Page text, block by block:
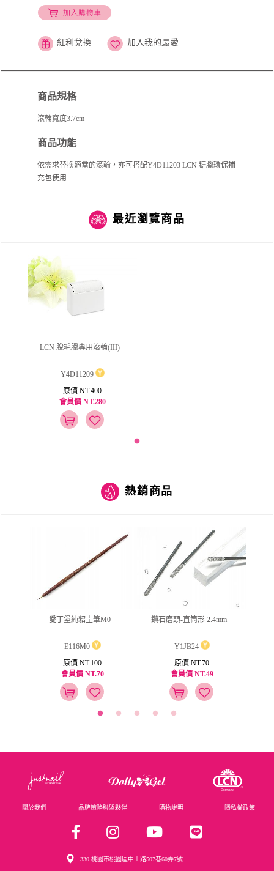
紅利兌換 加入我的最愛
商品規格
滾輪寬度3.7cm
商品功能
依需求替換適當的滾輪，亦可搭配Y4D11203 LCN 糖臘環保補
充包使用
最近瀏覽商品
LCN 脫毛臘專用滾輪(III)
Y4D11209
原價 NT.400
會員價 NT.280
熱銷商品
愛丁堡純貂圭筆M0
E116M0
原價 NT.100
會員價 NT.70
鑽石磨頭-直筒形 2.4mm
Y1JB24
原價 NT.70
會員價 NT.49
關於我們 品牌策略聯盟夥伴 購物說明 隱私權政策
330 桃園市桃園區中山路507巷60弄7號